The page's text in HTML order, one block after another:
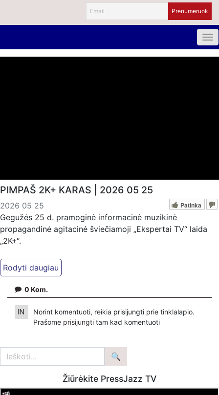
PIMPAŠ 2K+ KARAS | 2026 05 25
2026 05 25 Patinka
Gegužės 25 d. pramoginė informacinė muzikinė
propagandinė agitacinė šviečiamoji „Ekspertai TV“ laida
„2K+“.
Kiti mūsų kanalai:
Ekspertai.eu Telegram'e – https://t.me/ekspertaiTelegram
https://www.ekspertai.eu
Mūsų veikla galima tik dėka skaitytojų ir žiūrovų, mus
VšĮ „Ekspertai.eu“ per PayPal paspaudę šią nuorodą –
https://www.paypal.com/paypalme/Ekspertaieu?
0 Kom.
Norint komentuoti, reikia prisijungti prie tinklalapio.
Prašome prisijungti tam kad komentuoti
Žiūrėkite PressJazz TV